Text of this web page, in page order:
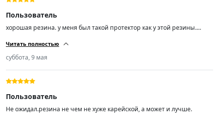
Пользователь
хорошая резина. у меня был такой протектор как у этой резины.
доволен.спасибо.
Читать полностью
суббота, 9 мая
Пользователь
Не ожидал.резина не чем не хуже карейской, а может и лучше.